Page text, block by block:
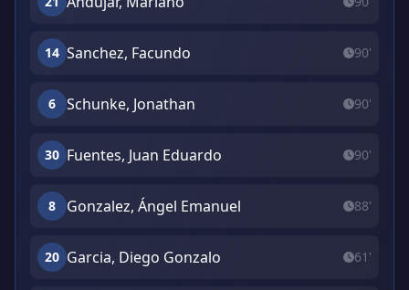
14 Sanchez, Facundo 90'
6 Schunke, Jonathan 90'
30 Fuentes, Juan Eduardo 90'
8 Gonzalez, Ángel Emanuel 88'
20 Garcia, Diego Gonzalo 61'